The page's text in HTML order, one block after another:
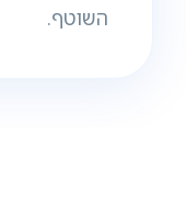
השוטף.